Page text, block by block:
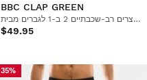
BBC CLAP GREEN
מכנסיים קצרים רב-שכבתיים 2 ב-1 לגברים מבית Boombastic
$49.95
35%